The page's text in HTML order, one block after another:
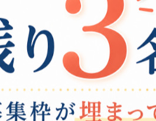
職が難しい方々が、自立した
、まず自己理解を促すことで
な知識や技術を学ぶことで、
の業務や職場環境への理解が
ります。これらのステップ